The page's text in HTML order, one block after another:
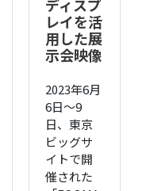
ディスプ
レイを活
用した展
示会映像
2023年6月
6日～9
日、東京
ビッグサ
イトで開
催された